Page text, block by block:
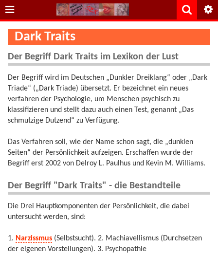
Dark Traits
Der Begriff Dark Traits im Lexikon der Lust
Der Begriff wird im Deutschen „Dunkler Dreiklang“ oder „Dark
Triade“ („Dark Triade) übersetzt. Er bezeichnet ein neues
verfahren der Psychologie, um Menschen psychisch zu
klassifizieren und stellt dazu auch einen Test, genannt „Das
schmutzige Dutzend“ zu Verfügung.
Das Verfahren soll, wie der Name schon sagt, die „dunklen
Seiten“ der Persönlichkeit aufzeigen. Erschaffen wurde der
Begriff erst 2002 von Delroy L. Paulhus und Kevin M. Williams.
Der Begriff "Dark Traits" - die Bestandteile
Die Drei Hauptkomponenten der Persönlichkeit, die dabei
untersucht werden, sind:
1. Narzissmus (Selbstsucht). 2. Machiavellismus (Durchsetzen
der eigenen Vorstellungen). 3. Psychopathie